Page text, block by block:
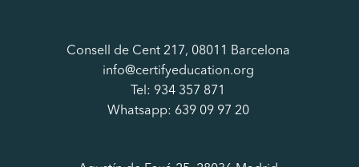
Consell de Cent 217, 08011 Barcelona
info@certifyeducation.org
Tel: 934 357 871
Whatsapp: 639 09 97 20